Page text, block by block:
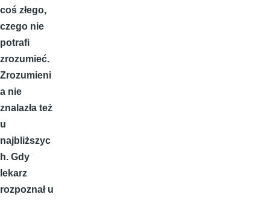
coś złego,
czego nie
potrafi
zrozumieć.
Zrozumieni
a nie
znalazła też
u
najbliższyc
h. Gdy
lekarz
rozpoznał u